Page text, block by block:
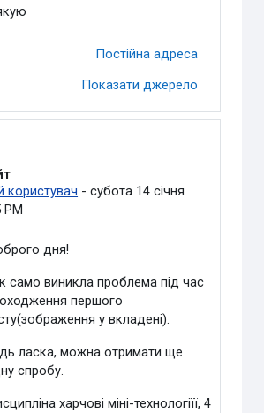
Постійна адреса
Показати джерело
на Петруша Оксана Олександрівна
користувач -субота 14 січня
PM
дня!
само виникла проблема під час
першого
у вкладені).
ласка, можна отримати ще
спробу.
харчові міні-технологіїї, 4